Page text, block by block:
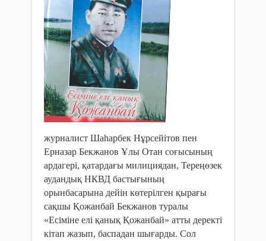
журналист Шаһарбек Нұрсейітов пен
Ерназар Бекжанов Ұлы Отан соғысының
ардагері, қатардағы милициядан, Тереңөзек
аудандық НКВД бастығының
орынбасарына дейін көтерілген қырағы
сақшы Қожанбай Бекжанов туралы
«Есіміне елі қанық Қожанбай» атты деректі
кітап жазып, баспадан шығарды. Сол